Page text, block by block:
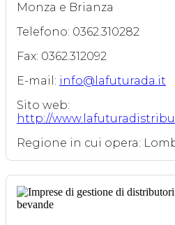
Monza e Brianza
Telefono: 0362.310282
Fax: 0362.312092
E-mail: info@lafuturada.it
Sito web:
http://
Regione in cui opera: